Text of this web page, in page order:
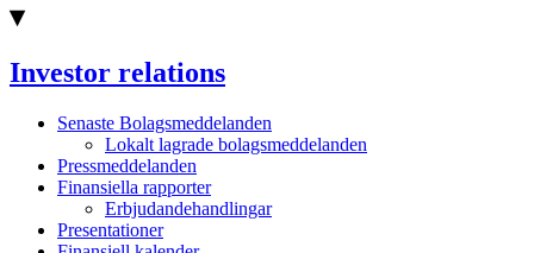
▾
Investor relations
Senaste Bolagsmeddelanden
Lokalt lagrade bolagsmeddelanden
Pressmeddelanden
Finansiella rapporter
Erbjudandehandlingar
Presentationer